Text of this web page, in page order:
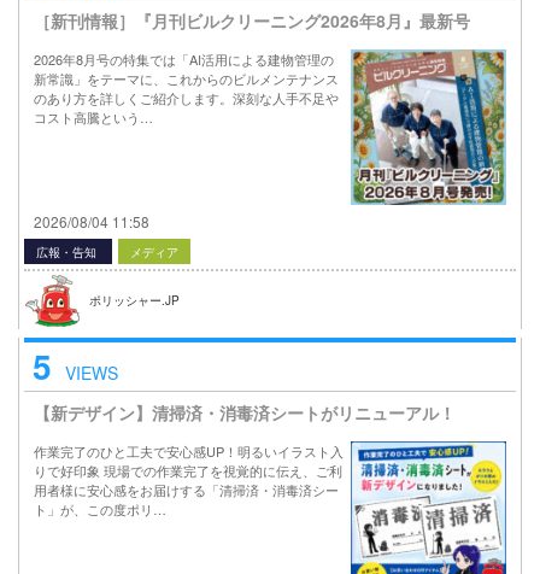
［新刊情報］『月刊ビルクリーニング2026年8月』最新号
2026年8月号の特集では「AI活用による建物管理の
新常識」をテーマに、これからのビルメンテナンス
のあり方を詳しくご紹介します。深刻な人手不足や
コスト高騰という…
2026/08/04 11:58
広報・告知 メディア
ポリッシャー.JP
5 VIEWS
【新デザイン】清掃済・消毒済シートがリニューアル！
作業完了のひと工夫で安心感UP！明るいイラスト入
りで好印象 現場での作業完了を視覚的に伝え、ご利
用者様に安心感をお届けする「清掃済・消毒済シー
ト」が、この度ポリ…